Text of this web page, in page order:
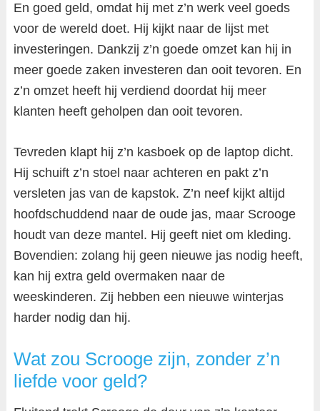
En goed geld, omdat hij met z’n werk veel goeds
voor de wereld doet. Hij kijkt naar de lijst met
investeringen. Dankzij z’n goede omzet kan hij in
meer goede zaken investeren dan ooit tevoren. En
z’n omzet heeft hij verdiend doordat hij meer
klanten heeft geholpen dan ooit tevoren.
Tevreden klapt hij z’n kasboek op de laptop dicht.
Hij schuift z’n stoel naar achteren en pakt z’n
versleten jas van de kapstok. Z’n neef kijkt altijd
hoofdschuddend naar de oude jas, maar Scrooge
houdt van deze mantel. Hij geeft niet om kleding.
Bovendien: zolang hij geen nieuwe jas nodig heeft,
kan hij extra geld overmaken naar de
weeskinderen. Zij hebben een nieuwe winterjas
harder nodig dan hij.
Wat zou Scrooge zijn, zonder z’n
liefde voor geld?